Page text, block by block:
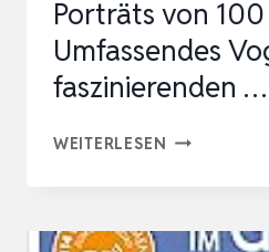
ERK…
Porträts von
Umfassendes
faszinierenden …
WEITERLESEN HEIMISCHE
ORTRÄTS V